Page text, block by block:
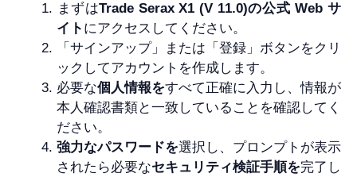
まずはTrade Serax X1 (V 11.0)の公式 Web サ
イト にアクセスしてください。
「サインアップ」または「登録」ボタンをクリ
ックしてアカウントを作成します。
必要な個人情報をすべて正確に入力し、情報が
本人確認書類と一致していることを確認してく
ださい。
強力なパスワードを選択し、プロンプトが表示
されたら必要なセキュリティ検証手順を完了し